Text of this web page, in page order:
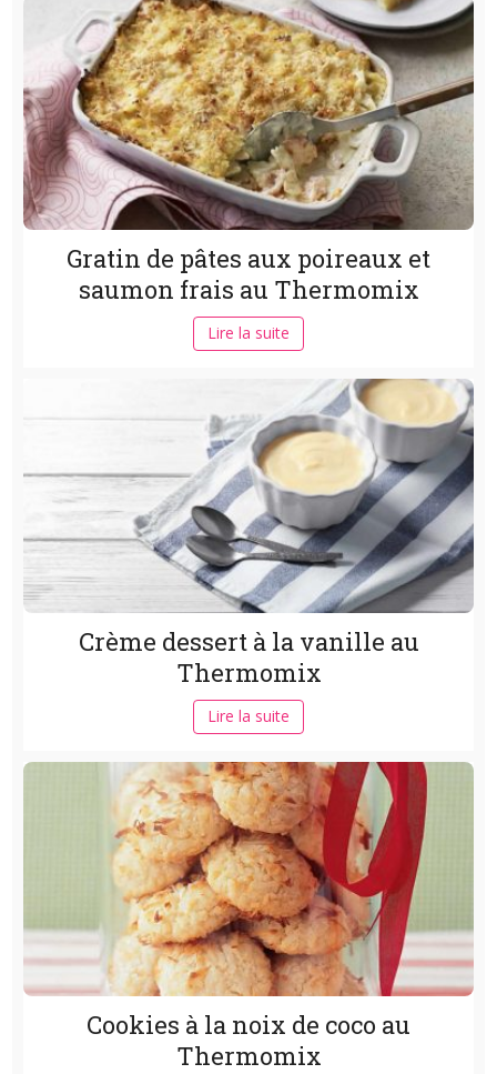
Gratin de pâtes aux poireaux et
saumon frais au Thermomix
Lire la suite
Crème dessert à la vanille au
Thermomix
Lire la suite
Cookies à la noix de coco au
Thermomix